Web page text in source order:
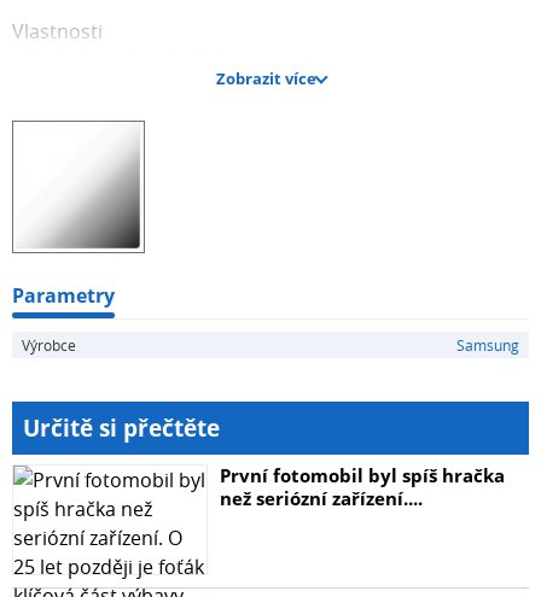
Vlastnosti
- Skvělá viditelnost
- Vysoká citlivost
Zobrazit více
Parametry
Výrobce Samsung
Určitě si přečtěte
První fotomobil byl spíš hračka
než seriózní zařízení....